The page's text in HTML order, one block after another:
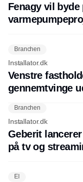
Fenagy vil
Branchen
Installator.dk
Venstre
gennemtvinge
Branchen
Installator.dk
Geberit
på tv og
El